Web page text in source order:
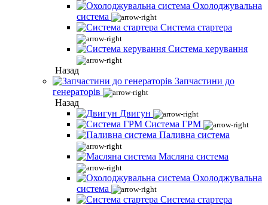
Охолоджувальна
система
Система стартера
Система керування
Назад
Запчастини до
генераторів
Назад
Двигун
Система ГРМ
Паливна система
Масляна система
Охолоджувальна
система
Система стартера